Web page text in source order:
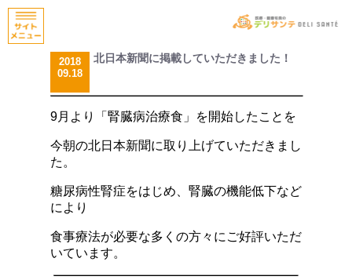
2018
09.18
北日本新聞に掲載していただきました！
9月より「腎臓病治療食」を開始したことを
今朝の北日本新聞に取り上げていただきまし
た。
糖尿病性腎症をはじめ、腎臓の機能低下など
により
食事療法が必要な多くの方々にご好評いただ
いています。